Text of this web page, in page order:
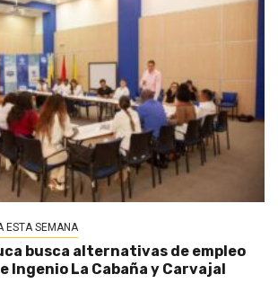
ESTA SEMANA
busca alternativas de empleo
Ingenio La Cabaña y Carvajal